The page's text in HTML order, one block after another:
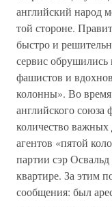
английский народ
той стороне.
быстро и
сервис обрушились
фашистов и
колонны». Во
английского союза
количество важных
агентов «пятой
партии сэр
квартире. За этим
сообщения: был